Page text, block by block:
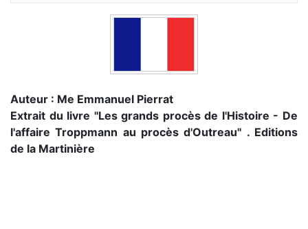
Auteur : Me Emmanuel Pierrat
Extrait du livre "Les grands procès de l'Histoire - De
l'affaire Troppmann au procès d'Outreau" . Editions
de la Martinière